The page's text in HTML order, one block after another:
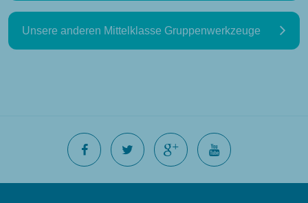
Unsere anderen Mittelklasse Gruppenwerkzeuge